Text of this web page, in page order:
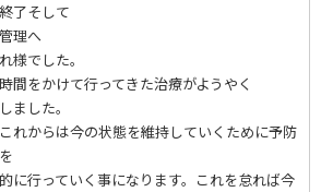
了そして
理へ
様でした。
間をかけて行ってきた治療がようやく
ました。
れからは今の状態を維持していくために予防
に行っていく事になります。これを怠れば今